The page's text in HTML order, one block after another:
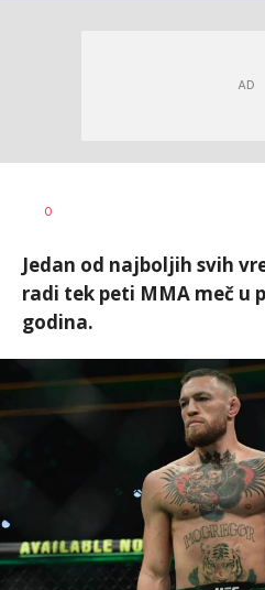
0
Jedan od najboljih svih
radi tek peti MMA meč u
godina.